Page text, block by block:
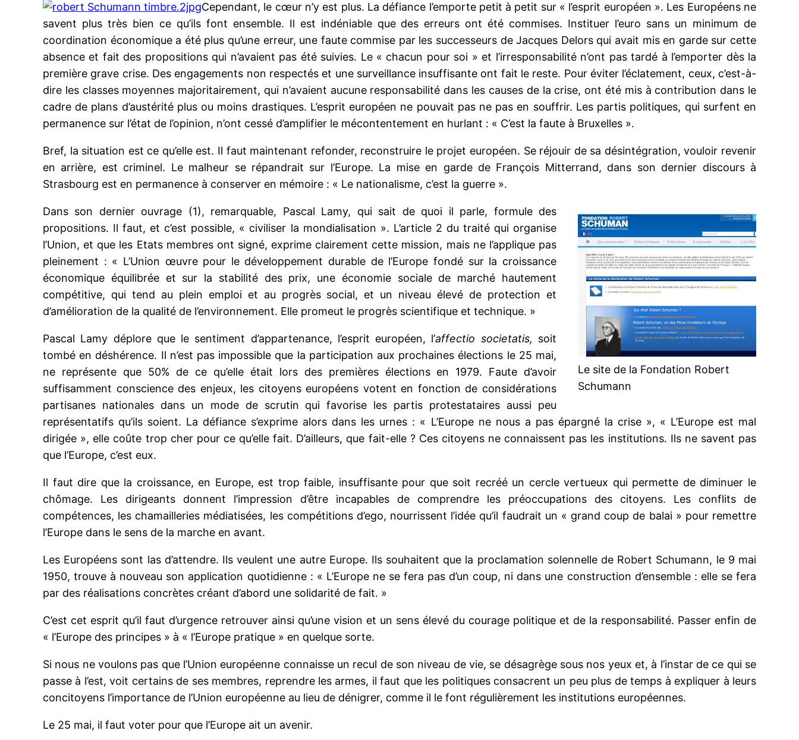
Cependant, le cœur n’y est plus. La défiance l’emporte petit à petit sur « l’esprit européen ». Les Européens ne
savent plus très bien ce qu’ils font ensemble. Il est indéniable que des erreurs ont été commises. Instituer l’euro sans un minimum de
coordination économique a été plus qu’une erreur, une faute commise par les successeurs de Jacques Delors qui avait mis en garde sur cette
absence et fait des propositions qui n’avaient pas été suivies. Le « chacun pour soi » et l’irresponsabilité n’ont pas tardé à l’emporter dès la
première grave crise. Des engagements non respectés et une surveillance insuffisante ont fait le reste. Pour éviter l’éclatement, ceux, c’est-à-
dire les classes moyennes majoritairement, qui n’avaient aucune responsabilité dans les causes de la crise, ont été mis à contribution dans le
cadre de plans d’austérité plus ou moins drastiques. L’esprit européen ne pouvait pas ne pas en souffrir. Les partis politiques, qui surfent en
permanence sur l’état de l’opinion, n’ont cessé d’amplifier le mécontentement en hurlant : « C’est la faute à Bruxelles ».
Bref, la situation est ce qu’elle est. Il faut maintenant refonder, reconstruire le projet européen. Se réjouir de sa désintégration, vouloir revenir
en arrière, est criminel. Le malheur se répandrait sur l’Europe. La mise en garde de François Mitterrand, dans son dernier discours à
Strasbourg est en permanence à conserver en mémoire : « Le nationalisme, c’est la guerre ».
Le site de la Fondation Robert
Schumann
Dans son dernier ouvrage (1), remarquable, Pascal Lamy, qui sait de quoi il parle, formule des
propositions. Il faut, et c’est possible, « civiliser la mondialisation ». L’article 2 du traité qui organise
l’Union, et que les Etats membres ont signé, exprime clairement cette mission, mais ne l’applique pas
pleinement : « L’Union œuvre pour le développement durable de l’Europe fondé sur la croissance
économique équilibrée et sur la stabilité des prix, une économie sociale de marché hautement
compétitive, qui tend au plein emploi et au progrès social, et un niveau élevé de protection et
d’amélioration de la qualité de l’environnement. Elle promeut le progrès scientifique et technique. »
Pascal Lamy déplore que le sentiment d’appartenance, l’esprit européen, l’affectio societatis, soit
tombé en déshérence. Il n’est pas impossible que la participation aux prochaines élections le 25 mai,
ne représente que 50% de ce qu’elle était lors des premières élections en 1979. Faute d’avoir
suffisamment conscience des enjeux, les citoyens européens votent en fonction de considérations
partisanes nationales dans un mode de scrutin qui favorise les partis protestataires aussi peu
représentatifs qu’ils soient. La défiance s’exprime alors dans les urnes : « L’Europe ne nous a pas épargné la crise », « L’Europe est mal
dirigée », elle coûte trop cher pour ce qu’elle fait. D’ailleurs, que fait-elle ? Ces citoyens ne connaissent pas les institutions. Ils ne savent pas
que l’Europe, c’est eux.
Il faut dire que la croissance, en Europe, est trop faible, insuffisante pour que soit recréé un cercle vertueux qui permette de diminuer le
chômage. Les dirigeants donnent l’impression d’être incapables de comprendre les préoccupations des citoyens. Les conflits de
compétences, les chamailleries médiatisées, les compétitions d’ego, nourrissent l’idée qu’il faudrait un « grand coup de balai » pour remettre
l’Europe dans le sens de la marche en avant.
Les Européens sont las d’attendre. Ils veulent une autre Europe. Ils souhaitent que la proclamation solennelle de Robert Schumann, le 9 mai
1950, trouve à nouveau son application quotidienne : « L’Europe ne se fera pas d’un coup, ni dans une construction d’ensemble : elle se fera
par des réalisations concrètes créant d’abord une solidarité de fait. »
C’est cet esprit qu’il faut d’urgence retrouver ainsi qu’une vision et un sens élevé du courage politique et de la responsabilité. Passer enfin de
« l’Europe des principes » à « l’Europe pratique » en quelque sorte.
Si nous ne voulons pas que l’Union européenne connaisse un recul de son niveau de vie, se désagrège sous nos yeux et, à l’instar de ce qui se
passe à l’est, voit certains de ses membres, reprendre les armes, il faut que les politiques consacrent un peu plus de temps à expliquer à leurs
concitoyens l’importance de l’Union européenne au lieu de dénigrer, comme il le font régulièrement les institutions européennes.
Le 25 mai, il faut voter pour que l’Europe ait un avenir.